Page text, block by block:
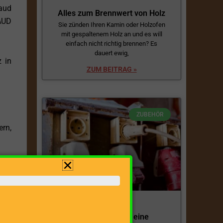
in
Alles zum Brennwert von Holz
Sie zünden Ihren Kamin oder Holzofen
mit gespaltenem Holz an und es will
einfach nicht richtig brennen? Es
dauert ewig,
ZUM BEITRAG »
ZUBEHÖR
Kabeltrommeln: eine